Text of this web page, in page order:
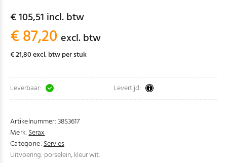
€ 105,51 incl. btw
€ 87,20 excl. btw
€ 21,80 excl. btw per stuk
Leverbaar: Levertijd:
Artikelnummer:38S3617
Merk:Serax
Categorie:Servies
Uitvoering: porselein, kleur wit.